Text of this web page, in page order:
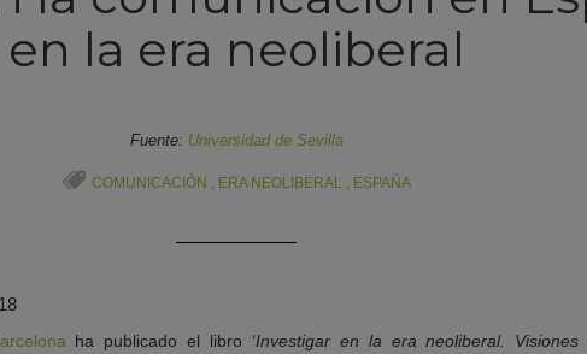
en la era neoliberal
Fuente: Universidad de Sevilla
COMUNICACIÓN , ERA NEOLIBERAL, ESPAÑA
ha publicado el libro ‘Investigar en la era neoliberal.